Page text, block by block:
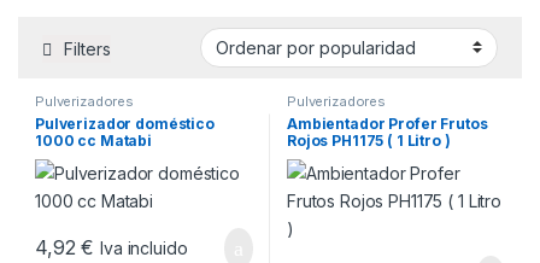
Filters
Pulverizadores
Pulverizador doméstico
1000 cc Matabi
4,92€ Iva incluido
Pulverizadores
Ambientador Profer Frutos
Rojos PH1175 ( 1 Litro )